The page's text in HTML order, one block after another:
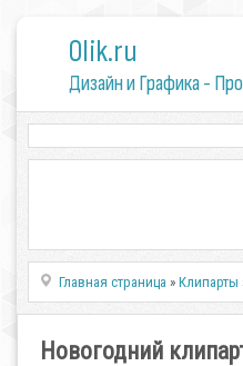
0lik.ru
Дизайн и Графика -
Главная страница »Клипарты
Новогодний